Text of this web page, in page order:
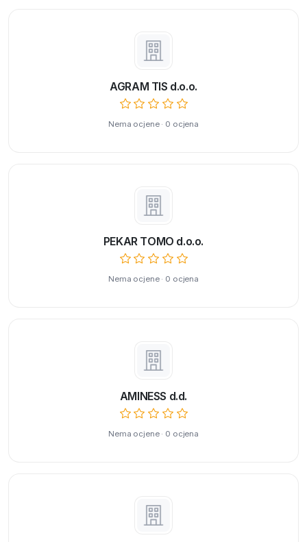
AGRAM TIS d.o.o.
Nema ocjene · 0 ocjena
PEKAR TOMO d.o.o.
Nema ocjene · 0 ocjena
AMINESS d.d.
Nema ocjene · 0 ocjena